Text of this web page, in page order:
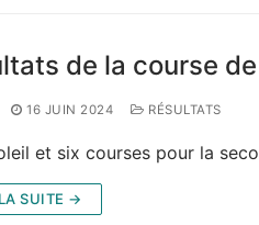
de la course
16 JUIN 2024 RÉSULTATS
et six courses pour la
SUITE →